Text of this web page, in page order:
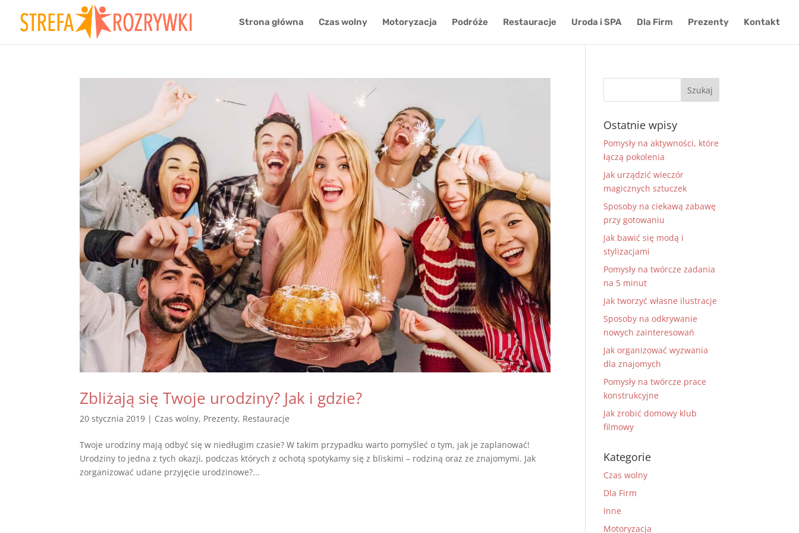
Strona główna Czas wolny Motoryzacja Podróże Restauracje Uroda i SPA Dla Firm Prezenty Kontakt
Zbliżają się Twoje urodziny? Jak i gdzie?
20 stycznia 2019 | Czas wolny, Prezenty, Restauracje
Twoje urodziny mają odbyć się w niedługim czasie? W takim przypadku warto pomyśleć o tym, jak je zaplanować!
Urodziny to jedna z tych okazji, podczas których z ochotą spotykamy się z bliskimi – rodziną oraz ze znajomymi. Jak
zorganizować udane przyjęcie urodzinowe?...
Ostatnie wpisy
Pomysły na aktywności, które
łączą pokolenia
Jak urządzić wieczór
magicznych sztuczek
Sposoby na ciekawą zabawę
przy gotowaniu
Jak bawić się modą i
stylizacjami
Pomysły na twórcze zadania
na 5 minut
Jak tworzyć własne ilustracje
Sposoby na odkrywanie
nowych zainteresowań
Jak organizować wyzwania
dla znajomych
Pomysły na twórcze prace
konstrukcyjne
Jak zrobić domowy klub
filmowy
Kategorie
Czas wolny
Dla Firm
Inne
Motoryzacja